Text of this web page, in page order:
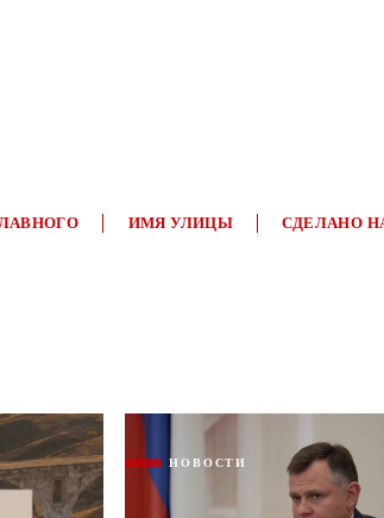
ИМЯ УЛИЦЫ СДЕЛАНО
НОВОСТИ